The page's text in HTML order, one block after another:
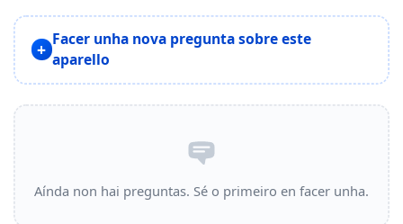
Facer unha nova pregunta sobre este
aparello
Aínda non hai preguntas. Sé o primeiro en facer unha.